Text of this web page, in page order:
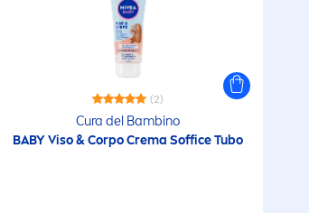
(2)
Cura del Bambino
BABY Viso & Corpo Crema Soffice Tubo